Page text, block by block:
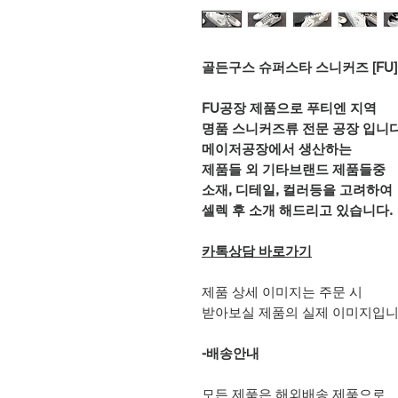
골든구스 슈퍼스타 스니커즈 [FU]
FU공장 제품으로 푸티엔 지역
명품 스니커즈류 전문 공장 입니
메이저공장에서 생산하는
제품들 외 기타브랜드 제품들중
소재, 디테일, 컬러등을 고려하여
셀렉 후 소개 해드리고 있습니다.
카톡상담 바로가기
제품 상세 이미지는 주문 시
받아보실 제품의 실제 이미지입
-배송안내
모든 제품은 해외배송 제품으로